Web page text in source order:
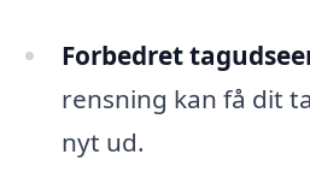
Forbedret
rensning kan få dit
nyt ud.